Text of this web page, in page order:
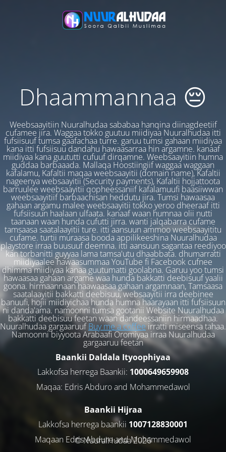
Dhaammannaa 😔
Weebsaayitiin Nuuralhudaa sababaa hanqina diinagdeetiif
cufamee jira. Waggaa tokko guutuu miidiyaa Nuuralhudaa itti
fufsiisuuf tumsa gaafachaa turre. garuu tumsi gahaan miidiyaa
kana itti fufsiisuu dandahu hawaasarraa hin argamne. kanaaf
miidiyaa kana guututti cufuuf dirqamne. Weebsaayitiin humna
guddaa barbaaada. Mallaqa Hoostiingiif waggaa waggaan
kafalamu, Kafaltii maqaa weebsaayitii (domain name), Kafaltii
nageenya websaayitii (Security payments), Kafaltii hojjattoota
barruulee weebsaayitii qopheessaniif kafalamuufi baasiiwwan
weebsaayitiif barbaachisan heddutu jira. Tumsi hawaasaa
gahaan argamu malee weebsaayitii tokko yeroo dheeraaf itti
fufsiisuun haalaan ulfaata. kanaaf waan humnaa olii nutti
taanaan waan hunda cufutti jirra. wanti jalqabarra cufame
tamsaasa saatalaayitii ture. itti aansuun ammoo weebsaayititu
cufame. turtii muraasa booda appilikeeshina Nuuralhudaa
playstore irraa buusuuf deemna. itti aansuun sagantaa reediyoo
kan torbanitti guyyaa lama tamsa'utu dhaabbata. dhumarratti
miidiyaalee hawaasummaa YouTube fi Facebook cufnee
dhimma miidiyaa kanaa guutumatti goolabna. Garuu yoo tumsi
hawaasaa gahaan argame waa hunda bakkatti deebisuuf yaalii
goona. hirmaannaan haawaasaa gahaan argamnaan, Tamsaasa
saatalaayitii bakkatti deebisuu, websaayitii irra deebinee
banuufi, hojii miidiyichaa hunda humna haarayaan itti fufsiisuun
ni danda'ama. namoonni tumsa gootanii Website Nuuralhudaa
bakkatti deebisuu feetan waan dandeessaniin hirmaadhaa.
Nuuralhudaa gargaaruufBuy me a coffeeirratti miseensa tahaa.
Namoonni biyyoota Arabaafi Oromiyaa irraa Nuuralhudaa
gargaaruu feetan
Baankii Daldala Ityoophiyaa
Lakkofsa herrega Baankii: 1000649659908
Maqaa: Edris Abduro and Mohammedawol
Baankii Hijraa
Lakkofsa herrega baankii 1007128830001
Maqaan Edris Abduro and Muhammedawol
© NuuralHudaa 2026